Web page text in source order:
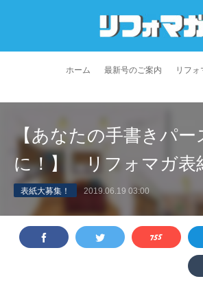
ホーム 最新号のご案内 リフ
プライバシーポリシー 利用規約
【あなたの手書きパー
に！】 リフォマガ表
表紙大募集！ 2019.06.19 03:00